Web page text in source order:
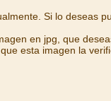
Si lo deseas
en jpg, que
que esta imagen la